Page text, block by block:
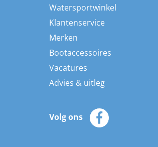
Watersportwinkel
Klantenservice
Merken
Bootaccessoires
Vacatures
Advies & uitleg
Volg ons